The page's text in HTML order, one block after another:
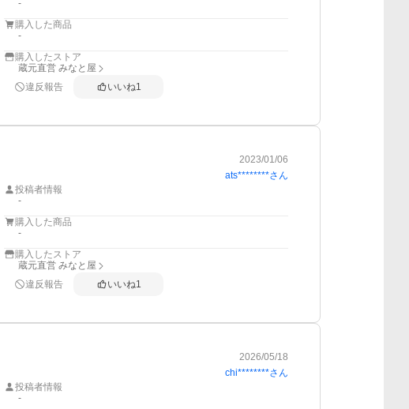
-
購入した商品
-
購入したストア
蔵元直営 みなと屋
違反報告
いいね1
2023/01/06
ats********さん
投稿者情報
-
購入した商品
-
購入したストア
蔵元直営 みなと屋
違反報告
いいね1
2026/05/18
chi********さん
投稿者情報
-